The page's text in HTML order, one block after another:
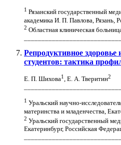
1 Рязанский государственный
академика И. П. Павлова, Рязань,
2 Областная клиническая
Репродуктивное здоровье
студентов: тактика
Е. П. Шихова1, Е. А. Тверитин2
1 Уральский научно-
материнства и младенчества,
2 Уральский государственный
Екатеринбург, Российская